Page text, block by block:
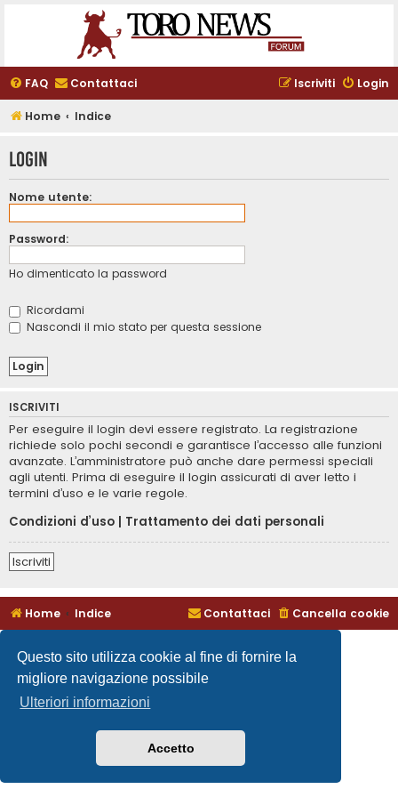
Questo sito utilizza cookie al fine di fornire la
migliore navigazione possibile
Ulteriori informazioni
Accetto
FAQ Contattaci Login
Iscriviti
Home Indice
Login
Nome utente:
Password:
Ho dimenticato la password
Ricordami
Nascondi il mio stato per questa sessione
ISCRIVITI
Per eseguire il login devi essere registrato. La registrazione
richiede solo pochi secondi e garantisce l’accesso alle funzioni
avanzate. L’amministratore può anche dare permessi speciali
agli utenti. Prima di eseguire il login assicurati di aver letto i
termini d’uso e le varie regole.
Condizioni d’uso | Trattamento dei dati personali
Iscriviti
Home Indice Cancella cookie
Contattaci